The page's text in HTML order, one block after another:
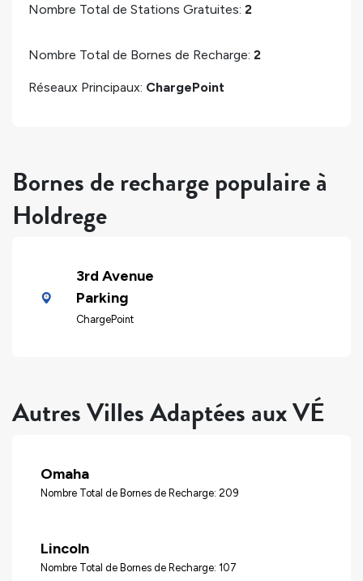
Nombre Total de Stations Gratuites: 2
Nombre Total de Bornes de Recharge: 2
Réseaux Principaux: ChargePoint
Bornes de recharge populaire à
Holdrege
3rd Avenue
Parking
ChargePoint
Autres Villes Adaptées aux VÉ
Omaha
Nombre Total de Bornes de Recharge: 209
Lincoln
Nombre Total de Bornes de Recharge: 107